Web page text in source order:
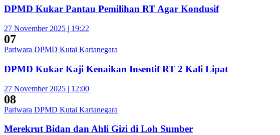
DPMD Kukar Pantau Pemilihan RT Agar Kondusif
27 November 2025 | 19:22
07
Pariwara DPMD Kutai Kartanegara
DPMD Kukar Kaji Kenaikan Insentif RT 2 Kali Lipat
27 November 2025 | 12:00
08
Pariwara DPMD Kutai Kartanegara
Merekrut Bidan dan Ahli Gizi di Loh Sumber